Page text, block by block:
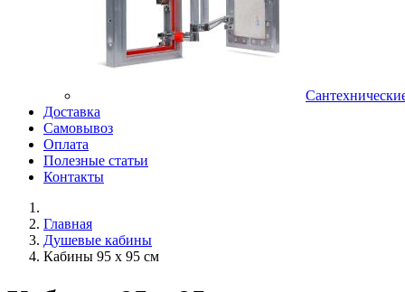
Доставка
Самовывоз
Оплата
Полезные статьи
Контакты
Главная
Душевые кабины
Кабины 95 х 95 см